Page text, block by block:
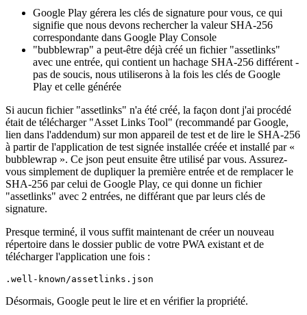
Il ne reste plus qu'à créer le fichier de vérification appelé
« assetlinks.json ». Comme je suppose que vous souhaitez
télécharger l'app bundle sur Google Play, il est important de noter
comment la signature est réellement gérée :
Google Play gérera les clés de signature pour vous, ce qui
signifie que nous devons rechercher la valeur SHA-256
correspondante dans Google Play Console
"bubblewrap" a peut-être déjà créé un fichier "assetlinks"
avec une entrée, qui contient un hachage SHA-256 différent -
pas de soucis, nous utiliserons à la fois les clés de Google
Play et celle générée
Si aucun fichier "assetlinks" n'a été créé, la façon dont j'ai procédé
était de télécharger "Asset Links Tool" (recommandé par Google,
lien dans l'addendum) sur mon appareil de test et de lire le SHA-256
à partir de l'application de test signée installée créée et installé par «
bubblewrap ». Ce json peut ensuite être utilisé par vous. Assurez-
vous simplement de dupliquer la première entrée et de remplacer le
SHA-256 par celui de Google Play, ce qui donne un fichier
"assetlinks" avec 2 entrées, ne différant que par leurs clés de
signature.
Presque terminé, il vous suffit maintenant de créer un nouveau
répertoire dans le dossier public de votre PWA existant et de